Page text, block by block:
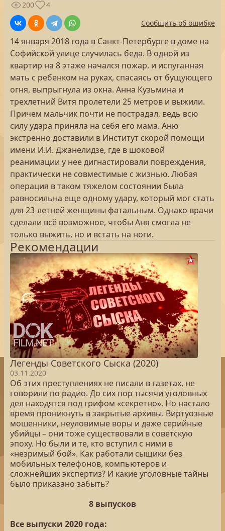
200
4
Сообщить об ошибке
14 января 2018 года в Санкт-Петербурге в доме на
Софийской улице случилась беда. В одной из
квартир на 8 этаже начался пожар, и испуганная
мать с ребенком на руках, спасаясь от бущующего
огня, выпрыгнула из окна. Анна Кузьмина и
трехлетний Витя пролетели 25 метров и выжили.
Причем мальчик почти не пострадал, ведь всю
силу удара приняла на себя его мама. Аню
экстренно доставили в Институт скорой помощи
имени И.И. Джанелидзе, где в шоковой
реанимации у нее дигнастировали повреждения,
практически не совместимые с жизнью. Любая
операция в таком тяжелом состоянии была
равносильна еще одному удару, который мог стать
для 23-летней женщины фатальным. Однако врачи
сделали всё возможное, чтобы Аня смогла не
только выжить, но и встать на ноги.
Рекомендации
Легенды Советского Сыска (2020)
03.11.2020
Об этих преступлениях не писали в газетах, не
говорили по радио. До сих пор тысячи уголовных
дел находятся под грифом «секретно». Но настало
время проникнуть в закрытые архивы. Виртуозные
мошенники, неуловимые воры и даже серийные
убийцы – они тоже существовали в советскую
эпоху. Но были и те, кто вступил с ними в
«незримый бой». Как работали сыщики без
мобильных телефонов, компьютеров и
сложнейших экспертиз? И какие уголовные тайны
было приказано забыть?
8 выпусков
Все выпуски 2020 года: